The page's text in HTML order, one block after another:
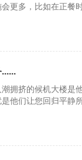
更多，比如在正餐
拥挤的候机大楼是
他们让您回归平静